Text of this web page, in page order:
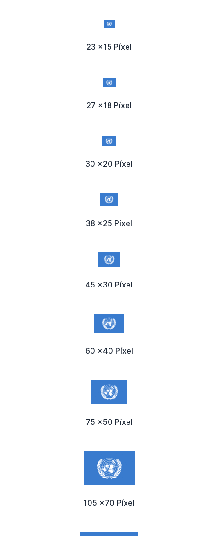
23 x15 Píxel
27 x18 Píxel
30 x20 Píxel
38 x25 Píxel
45 x30 Píxel
60 x40 Píxel
75 x50 Píxel
105 x70 Píxel